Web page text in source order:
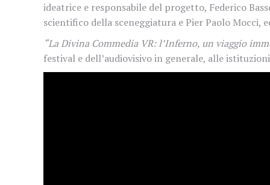
ideatrice e responsabile del progetto, Federico
scientifico della sceneggiatura e Pier Paolo Mocci,
“La Divina Commedia VR: l’Inferno, un viaggio
festival e dell’audiovisivo in generale, alle